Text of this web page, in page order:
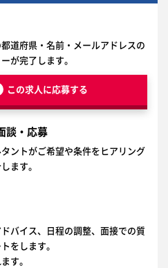
道府県・名前・メールアドレスの
が完了します。
この求人に応募する
談・応募
ントがご希望や条件をヒアリング
ます。
バイス、日程の調整、面接での質
をします。
す。